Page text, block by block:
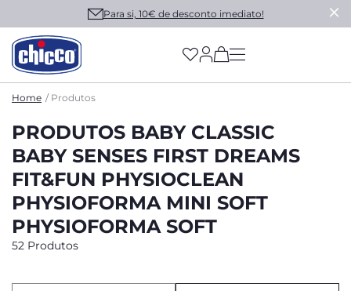
Para si, 10€ de desconto imediato!
(has more options
Home Produtos
PRODUTOS BABY CLASSIC
BABY SENSES FIRST DREAMS
FIT&FUN PHYSIOCLEAN
PHYSIOFORMA MINI SOFT
PHYSIOFORMA SOFT
52 Produtos